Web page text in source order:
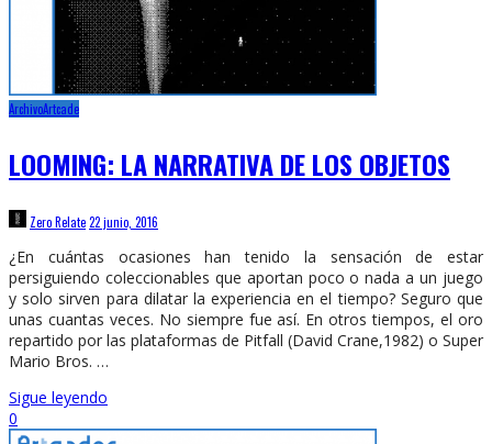
ArchivoArtcade
LOOMING: LA NARRATIVA DE LOS OBJETOS
Zero Relate22 junio, 2016
¿En cuántas ocasiones han tenido la sensación de estar
persiguiendo coleccionables que aportan poco o nada a un juego
y solo sirven para dilatar la experiencia en el tiempo? Seguro que
unas cuantas veces. No siempre fue así. En otros tiempos, el oro
repartido por las plataformas de Pitfall (David Crane,1982) o Super
Mario Bros. …
Sigue leyendo
0